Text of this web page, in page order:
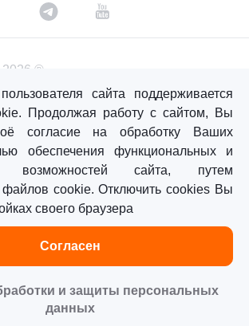
®
персональных данных
персональных данных
Каталог
сайта поддерживается
Продолжая работу с сайтом, Вы
согласие на обработку Ваших
обеспечения функциональных и
возможностей сайта, путем
файлов cookie. Отключить cookies Вы
своего браузера
Согласен
и защиты персональных
данных